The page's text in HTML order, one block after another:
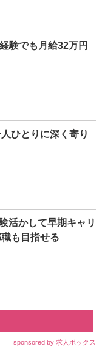
験でも月給32万円
ひとりに深く寄り
活かして早期キャリ
も目指せる
sponsored by 求人ボックス